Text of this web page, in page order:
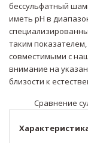
бессульфатный
иметь pH в
таким
совместимыми с
внимание на
близости к
Сравнение